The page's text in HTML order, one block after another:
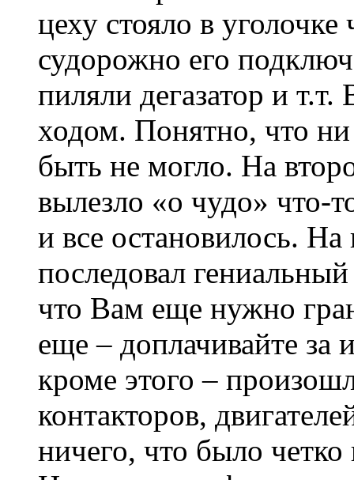
цеху стояло в
судорожно его
пиляли дегазатор и
ходом. Понятно, что
быть не могло. На
вылезло «о чудо» что-
и все остановилось.
последовал
что Вам еще нужно
еще – доплачивайте
кроме этого –
контакторов,
ничего, что было